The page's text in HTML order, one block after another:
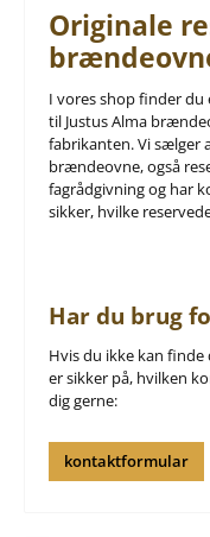
Originale
I vores shop finder du
til Justus Alma
fabrikanten. Vi sælger
brændeovne, også
fagrådgivning og har
sikker, hvilke
Har du brug
Hvis du ikke kan finde
er sikker på, hvilken
dig gerne:
kontaktformular